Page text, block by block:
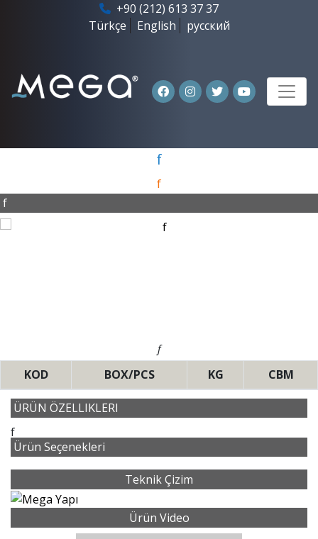
+90 (212) 613 37 37
Türkçe
English русский
f
f
f
f
KOD BOX/PCS KG CBM
ÜRÜN ÖZELLIKLERI
f
Ürün Seçenekleri
Teknik Çizim
Ürün Video